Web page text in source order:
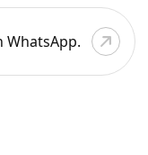
WhatsApp.